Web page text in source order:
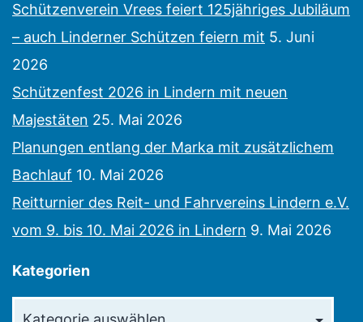
Schützenverein Vrees feiert 125jähriges Jubiläum
– auch Linderner Schützen feiern mit 5. Juni
2026
Schützenfest 2026 in Lindern mit neuen
Majestäten 25. Mai 2026
Planungen entlang der Marka mit zusätzlichem
Bachlauf 10. Mai 2026
Reitturnier des Reit- und Fahrvereins Lindern e.V.
vom 9. bis 10. Mai 2026 in Lindern 9. Mai 2026
Kategorien